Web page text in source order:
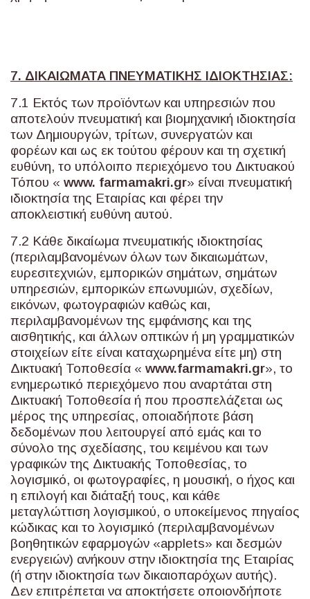
7. ΔΙΚΑΙΩΜΑΤΑ ΠΝΕΥΜΑΤΙΚΗΣ ΙΔΙΟΚΤΗΣΙΑΣ:
7.1 Εκτός των προϊόντων και υπηρεσιών που
αποτελούν πνευματική και βιομηχανική ιδιοκτησία
των Δημιουργών, τρίτων, συνεργατών και
φορέων και ως εκ τούτου φέρουν και τη σχετική
ευθύνη, το υπόλοιπο περιεχόμενο του Δικτυακού
Τόπου « www. farmamakri.gr» είναι πνευματική
ιδιοκτησία της Εταιρίας και φέρει την
αποκλειστική ευθύνη αυτού.
7.2 Κάθε δικαίωμα πνευματικής ιδιοκτησίας
(περιλαμβανομένων όλων των δικαιωμάτων,
ευρεσιτεχνιών, εμπορικών σημάτων, σημάτων
υπηρεσιών, εμπορικών επωνυμιών, σχεδίων,
εικόνων, φωτογραφιών καθώς και,
περιλαμβανομένων της εμφάνισης και της
αισθητικής, και άλλων οπτικών ή μη γραμματικών
στοιχείων είτε είναι καταχωρημένα είτε μη) στη
Δικτυακή Τοποθεσία « www.farmamakri.gr», το
ενημερωτικό περιεχόμενο που αναρτάται στη
Δικτυακή Τοποθεσία ή που προσπελάζεται ως
μέρος της υπηρεσίας, οποιαδήποτε βάση
δεδομένων που λειτουργεί από εμάς και το
σύνολο της σχεδίασης, του κειμένου και των
γραφικών της Δικτυακής Τοποθεσίας, το
λογισμικό, οι φωτογραφίες, η μουσική, ο ήχος και
η επιλογή και διάταξή τους, και κάθε
μεταγλώττιση λογισμικού, ο υποκείμενος πηγαίος
κώδικας και το λογισμικό (περιλαμβανομένων
βοηθητικών εφαρμογών «applets» και δεσμών
ενεργειών) ανήκουν στην ιδιοκτησία της Εταιρίας
(ή στην ιδιοκτησία των δικαιοπαρόχων αυτής).
Δεν επιτρέπεται να αποκτήσετε οποιονδήποτε